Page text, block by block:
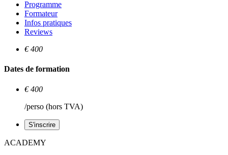
Programme
Formateur
Infos pratiques
Reviews
€ 400
Dates de formation
€ 400
/perso (hors TVA)
S'inscrire
ACADEMY